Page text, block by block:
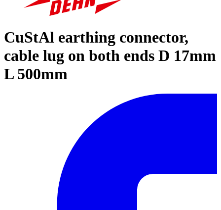
CuStAl earthing connector,
cable lug on both ends D 17mm
L 500mm